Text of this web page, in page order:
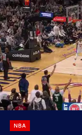
NBA